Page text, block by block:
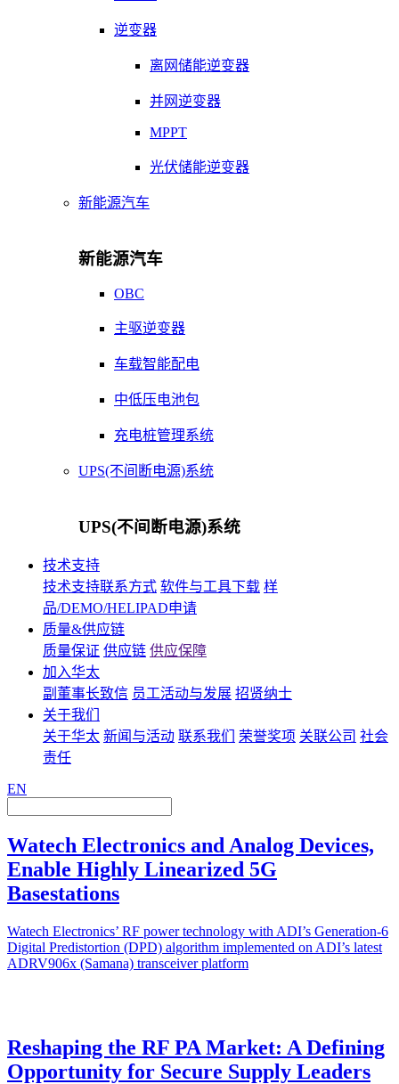
逆变器
离网储能逆变器
并网逆变器
MPPT
光伏储能逆变器
新能源汽车
新能源汽车
OBC
主驱逆变器
车载智能配电
中低压电池包
充电桩管理系统
UPS(不间断电源)系统
UPS(不间断电源)系统
技术支持
技术支持联系方式 软件与工具下载 样
品/DEMO/HELIPAD申请
质量&供应链
质量保证 供应链 供应保障
加入华太
副董事长致信 员工活动与发展 招贤纳士
关于我们
关于华太 新闻与活动 联系我们 荣誉奖项 关联公司 社会
责任
EN
Watech Electronics and Analog Devices,
Enable Highly Linearized 5G
Basestations
Watech Electronics’ RF power technology with ADI’s Generation-6
Digital Predistortion (DPD) algorithm implemented on ADI’s latest
ADRV906x (Samana) transceiver platform
Reshaping the RF PA Market: A Defining
Opportunity for Secure Supply Leaders